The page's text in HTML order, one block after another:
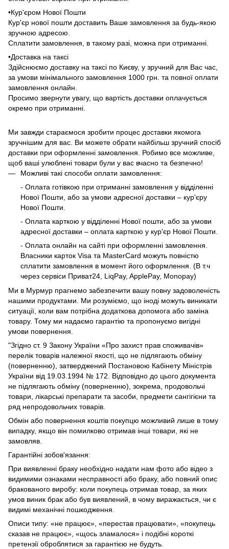
•Кур'єром Нової Пошти
Кур'єр нової пошти доставить Ваше замовлення за будь-якою
зручною адресою.
Сплатити замовлення, в такому разі, можна при отриманні.
•Доставка на таксі
Здійснюємо доставку на таксі по Києву, у зручний для Вас час,
за умови мінімального замовлення 1000 грн. та повної оплати
замовлення онлайн.
Просимо звернути увагу, що вартість доставки оплачується
окремо при отриманні.
Ми завжди стараємося зробити процес доставки якомога
зручнішим для вас. Ви можете обрати найбільш зручний спосіб
доставки при оформленні замовлення. Робимо все можливе,
щоб ваші улюблені товари були у вас вчасно та безпечно!
Можливі такі способи оплати замовлення:
- Оплата готівкою при отриманні замовлення у відділенні
Нової Пошти, або за умови адресної доставки – кур'єру
Нової Пошти.
- Оплата карткою у відділенні Нової пошти, або за умови
адресної доставки – оплата карткою у кур'єр Нової Пошти.
- Оплата онлайн на сайті при оформленні замовлення.
Власники карток Visa та MasterCard можуть повністю
сплатити замовлення в момент його оформлення. (В т.ч
через сервіси Приват24, LiqPay, ApplePay, Monopay)
Ми в Мурмур прагнемо забезпечити вашу повну задоволеність
нашими продуктами. Ми розуміємо, що іноді можуть виникати
ситуації, коли вам потрібна додаткова допомога або заміна
товару. Тому ми надаємо гарантію та пропонуємо вигідні
умови повернення.
"Згідно ст. 9 Закону України «Про захист прав споживачів»
перелік товарів належної якості, що не підлягають обміну
(поверненню), затверджений Постановою Кабінету Міністрів
України від 19.03.1994 № 172. Відповідно до цього документа
не підлягають обміну (поверненню), зокрема, продовольчі
товари, лікарські препарати та засоби, предмети сангігієни та
ряд непродовольчих товарів.
Обмін або повернення коштів покупцю можливий лише в тому
випадку, якщо він помилково отримав інші товари, які не
замовляв.
Гарантійні зобов'язання:
При виявленні браку необхідно надати нам фото або відео з
видимими ознаками несправності або браку, або повний опис
бракованого виробу: коли покупець отримав товар, за яких
умов виник брак або був виявлений, в чому виражається, чи є
видимі механічні пошкодження.
Описи типу: «не працює», «перестав працювати», «покупець
сказав не працює», «щось зламалося» і подібні короткі
претензії оброблятися за гарантією не будуть.